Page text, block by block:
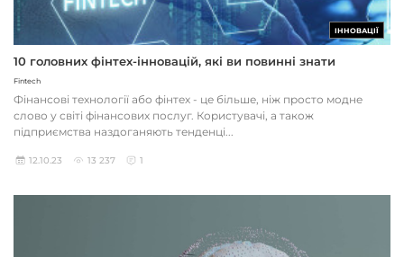
ІННОВАЦІЇ
10 головних фінтех-інновацій, які ви повинні знати
Fintech
Фінансові технології або фінтех - це більше, ніж просто модне
слово у світі фінансових послуг. Користувачі, а також
підприємства наздоганяють тенденці...
12.10.23 13 237 1